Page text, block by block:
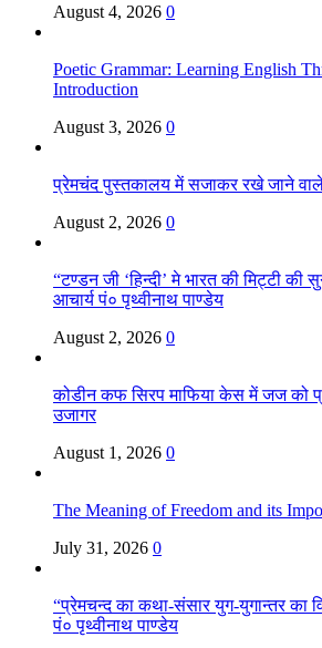
August 4, 2026 0
Poetic Grammar: Learning English
Introduction
August 3, 2026 0
प्रेमचंद पुस्तकालय में सजाकर रखे जाने वाले
August 2, 2026 0
“टण्डन जी ‘हिन्दी’ मे भारत की मिट्टी
आचार्य पं० पृथ्वीनाथ पाण्डेय
August 2, 2026 0
कोडीन कफ सिरप माफिया केस में जज को
उजागर
August 1, 2026 0
The Meaning of Freedom and its
July 31, 2026 0
“प्रेमचन्द का कथा-संसार युग-युगान्तर का
पं० पृथ्वीनाथ पाण्डेय